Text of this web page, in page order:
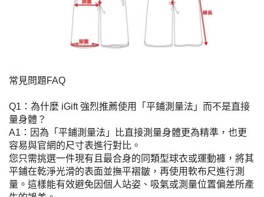
常見問題FAQ
Q1：為什麼 iGift 強烈推薦使用「平鋪測量法」而不是直接
量身體？
A1：因為「平鋪測量法」比直接測量身體更為精準，也更
容易與官網的尺寸表進行對比。
您只需挑選一件現有且最合身的同類型球衣或運動褲，將其
平鋪在乾淨光滑的表面並撫平褶皺，再使用軟布尺進行測
量。這樣能有效避免因個人站姿、吸氣或測量位置偏差所產